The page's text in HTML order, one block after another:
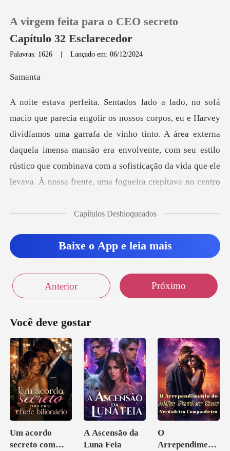
Loja
Histórico
Sair
A virgem feita para o CEO secreto
Capítulo 32 Esclarecedor
Palavras: 1626 |Lançado em: 06/12/2024
ma
idíamos uma garrafa de vinho tinto. A área externa
daquela imensa mansão era envolvente, com seu estilo
rústico qu
Capítulos Desbloqueados
Baixe o App e leia mais
Anterior Próximo
Você deve gostar
Um acordo
secreto com
A Ascensão da
Luna Feia
O
Arrependiment